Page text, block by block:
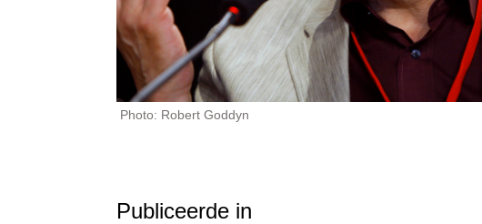
Photo: Robert Goddyn
Publiceerde in